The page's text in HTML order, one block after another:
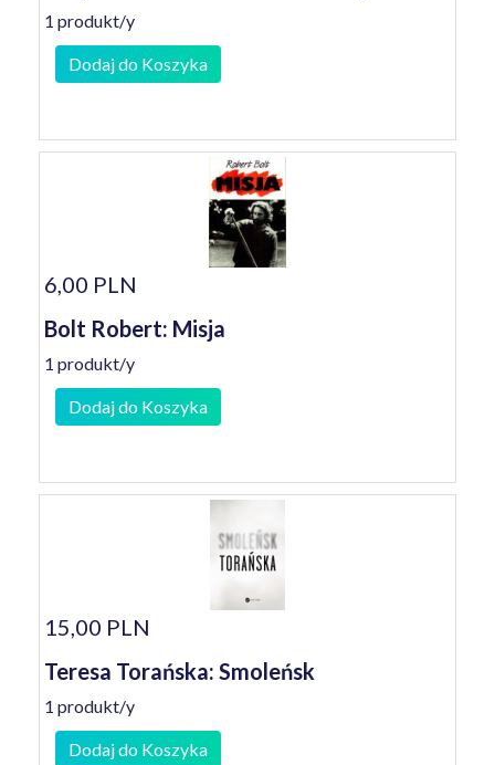
1 produkt/y
Dodaj do Koszyka
6,00 PLN
Bolt Robert: Misja
1 produkt/y
Dodaj do Koszyka
15,00 PLN
Teresa Torańska: Smoleńsk
1 produkt/y
Dodaj do Koszyka